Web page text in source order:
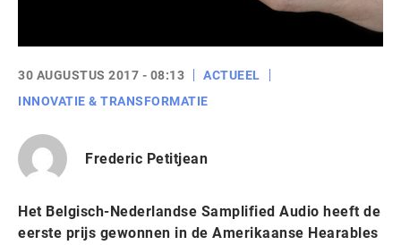
30 AUGUSTUS 2017 - 08:13
ACTUEEL
INNOVATIE & TRANSFORMATIE
Frederic Petitjean
Het Belgisch-Nederlandse Samplified Audio heeft de
eerste prijs gewonnen in de Amerikaanse Hearables